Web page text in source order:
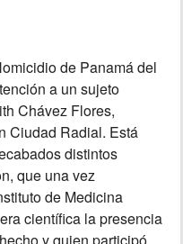
de Panamá del
a un sujeto
Chávez Flores,
Ciudad Radial. Está
distintos
que una vez
de Medicina
científica la presencia